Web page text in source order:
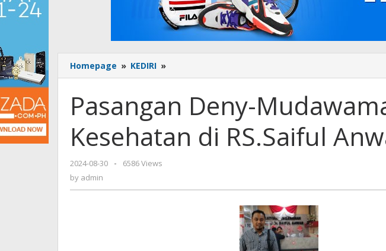
Homepage » KEDIRI »
Deny-
Jalani
Tes
Kesehatan
di
Pasangan Deny-
Kesehatan di RS.Saiful
2024-08-30
by
-
6586 Views
by admin